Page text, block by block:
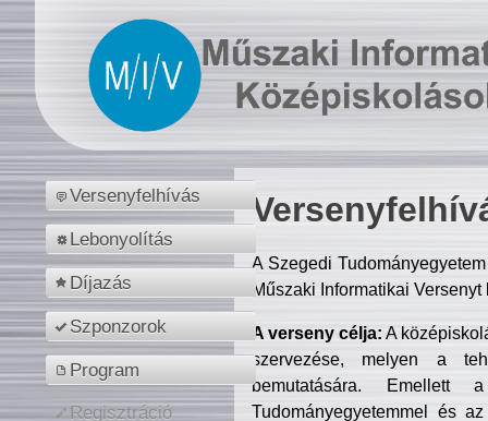
Versenyfelhívás
Lebonyolítás
Díjazás
Szponzorok
Program
Regisztráció
A Szegedi
Műszaki Informatikai
A verseny célja: A
szervezése, melyen a
bemutatására. Emellett
Tudományegyetemmel és